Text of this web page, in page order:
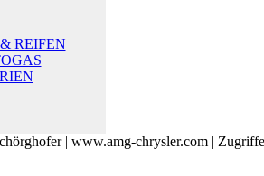
REIFEN
| www.amg-chrysler.com |